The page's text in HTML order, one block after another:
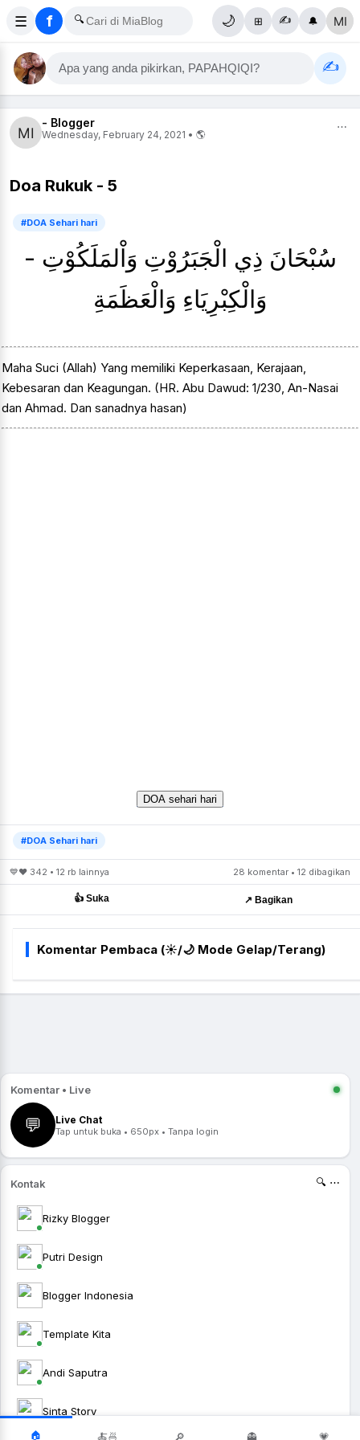
☰ f 🔍
🏠 🍝🍜 🔎 👻 💗
🌙 ⊞ ✍️ 🔔
Apa yang anda pikirkan, PAPAHQIQI? ✍️
- Blogger
Wednesday, February 24, 2021 • 🌎
⋯
Doa Rukuk - 5
#DOA Sehari hari
- سُبْحَانَ ذِي الْجَبَرُوْتِ وَاْلمَلَكُوْتِ
وَالْكِبْرِيَاءِ وَالْعَظَمَةِ
Maha Suci (Allah) Yang memiliki Keperkasaan, Kerajaan,
Kebesaran dan Keagungan. (HR. Abu Dawud: 1/230, An-Nasai
dan Ahmad. Dan sanadnya hasan)
DOA sehari hari
#DOA Sehari hari
💙❤️ 342 • 12 rb lainnya 28 komentar • 12 dibagikan
👍 Suka ↗️ Bagikan
Komentar Pembaca (☀️/🌙 Mode Gelap/Terang)
Komentar • Live
💬 Live Chat
Tap untuk buka • 650px • Tanpa login
Kontak 🔍 ⋯
Rizky Blogger
Putri Design
Blogger Indonesia
Template Kita
Andi Saputra
Sinta Story